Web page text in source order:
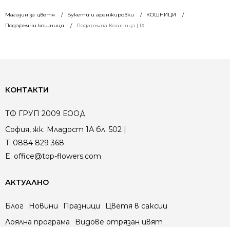
Магазин за цветя Букети и аранжировки
КОШНИЦИ
Подаръчни кошници
Подаръчна Кошница | IX
101.00 €
/
101.00 €
/
449.00 €
/
449.00 €
/
КОНТАКТИ
ТФ ГРУП 2009 ЕООД
София, жк. Младост 1А бл. 502 |
T: 0884 829 368
E: office@top-flowers.com
АКТУАЛНО
Блог Новини Празници
Цветя в саксии
Лоялна програма
Видове отрязан цвят